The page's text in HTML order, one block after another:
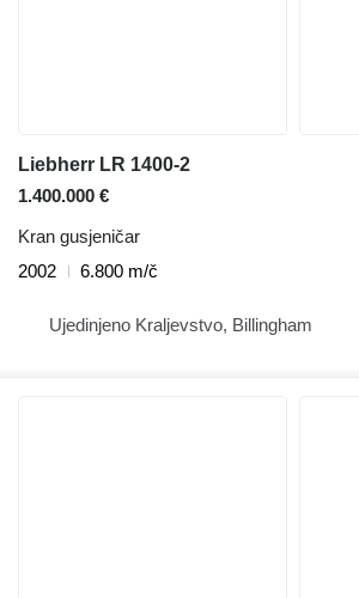
Liebherr LR 1400-2
1.400.000 €
Kran gusjeničar
2002
6.800 m/č
Ujedinjeno Kraljevstvo, Billingham